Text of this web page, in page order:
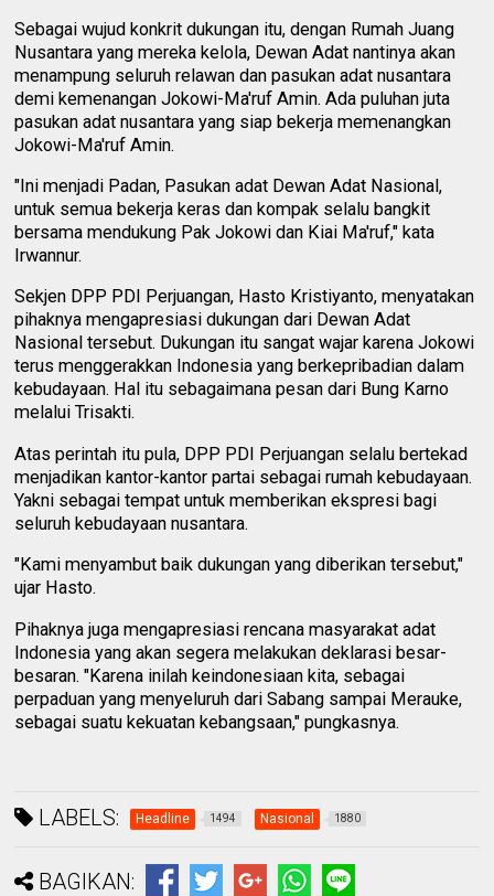
Sebagai wujud konkrit dukungan itu, dengan Rumah Juang
Nusantara yang mereka kelola, Dewan Adat nantinya akan
menampung seluruh relawan dan pasukan adat nusantara
demi kemenangan Jokowi-Ma'ruf Amin. Ada puluhan juta
pasukan adat nusantara yang siap bekerja memenangkan
Jokowi-Ma'ruf Amin.
"Ini menjadi Padan, Pasukan adat Dewan Adat Nasional,
untuk semua bekerja keras dan kompak selalu bangkit
bersama mendukung Pak Jokowi dan Kiai Ma'ruf," kata
Irwannur.
Sekjen DPP PDI Perjuangan, Hasto Kristiyanto, menyatakan
pihaknya mengapresiasi dukungan dari Dewan Adat
Nasional tersebut. Dukungan itu sangat wajar karena Jokowi
terus menggerakkan Indonesia yang berkepribadian dalam
kebudayaan. Hal itu sebagaimana pesan dari Bung Karno
melalui Trisakti.
Atas perintah itu pula, DPP PDI Perjuangan selalu bertekad
menjadikan kantor-kantor partai sebagai rumah kebudayaan.
Yakni sebagai tempat untuk memberikan ekspresi bagi
seluruh kebudayaan nusantara.
"Kami menyambut baik dukungan yang diberikan tersebut,"
ujar Hasto.
Pihaknya juga mengapresiasi rencana masyarakat adat
Indonesia yang akan segera melakukan deklarasi besar-
besaran. "Karena inilah keindonesiaan kita, sebagai
perpaduan yang menyeluruh dari Sabang sampai Merauke,
sebagai suatu kekuatan kebangsaan," pungkasnya.
LABELS: Headline 1494 Nasional 1880
BAGIKAN: